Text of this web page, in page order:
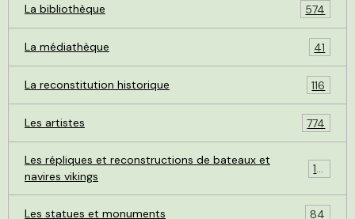
La bibliothèque 574
La médiathèque 41
La reconstitution historique 116
Les artistes 774
Les répliques et reconstructions de bateaux et
navires vikings
119
Les statues et monuments 84